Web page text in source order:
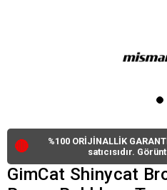
🔴
%100 ORİJİNALLİK
satıcısıdır.
GimCat Shinycat